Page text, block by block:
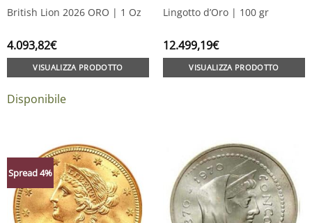
British Lion 2026 ORO | 1 Oz
4.093,82€
VISUALIZZA PRODOTTO
Disponibile
Lingotto d’Oro | 100 gr
12.499,19€
VISUALIZZA PRODOTTO
Spread 4%